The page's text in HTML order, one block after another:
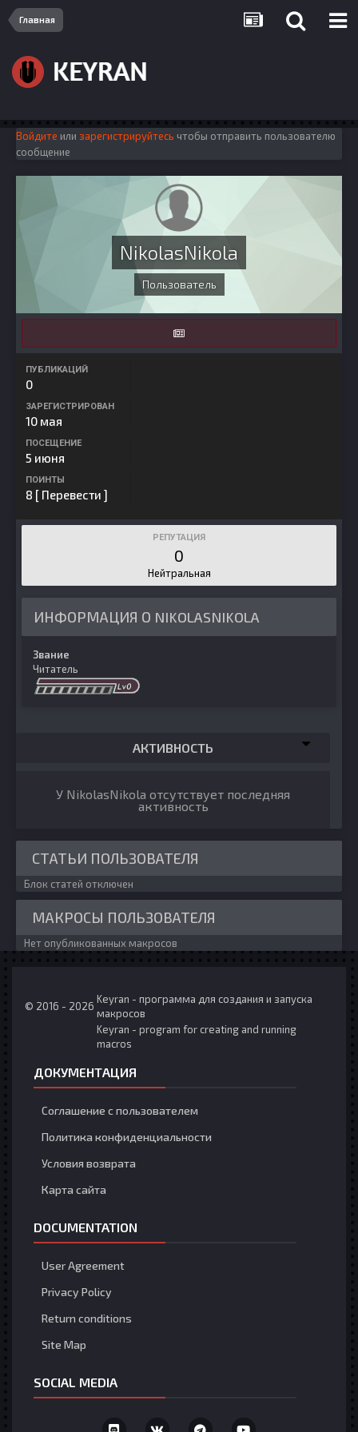
Главная
Войдите или зарегистрируйтесь чтобы отправить пользователю
сообщение
NikolasNikola
Пользователь
ПУБЛИКАЦИЙ
0
ЗАРЕГИСТРИРОВАН
10 мая
ПОСЕЩЕНИЕ
5 июня
ПОИНТЫ
8 [ Перевести ]
РЕПУТАЦИЯ
0
Нейтральная
ИНФОРМАЦИЯ О NIKOLASNIKOLA
Звание
Читатель
АКТИВНОСТЬ
У NikolasNikola отсутствует последняя
активность
СТАТЬИ ПОЛЬЗОВАТЕЛЯ
Блок статей отключен
МАКРОСЫ ПОЛЬЗОВАТЕЛЯ
Нет опубликованных макросов
© 2016 - 2026
Keyran - программа для создания и запуска
макросов
Keyran - program for creating and running
macros
ДОКУМЕНТАЦИЯ
Соглашение с пользователем
Политика конфиденциальности
Условия возврата
Карта сайта
DOCUMENTATION
User Agreement
Privacy Policy
Return conditions
Site Map
SOCIAL MEDIA